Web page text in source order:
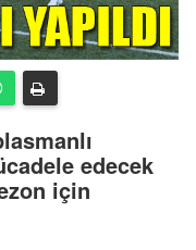
edecek
için